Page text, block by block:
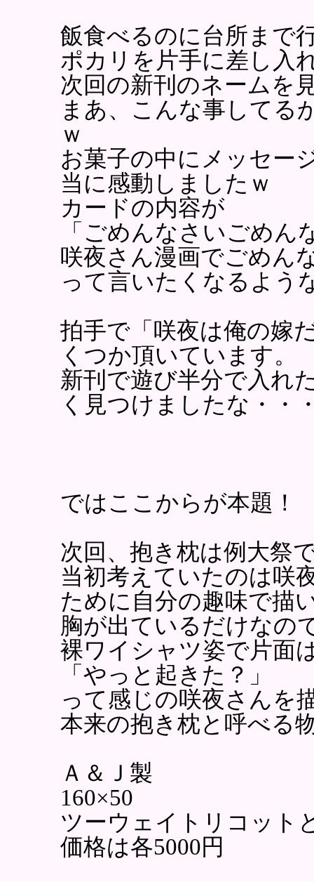
飯食べるのに台所まで
ポカリを片手に差し入
次回の新刊のネームを
まあ、こんな事してる
ｗ
お菓子の中にメッセー
当に感動しましたｗ
カードの内容が
「ごめんなさいごめ
咲夜さん漫画でごめん
って言いたくなるよう
拍手で「咲夜は俺の嫁
くつか頂いています。
新刊で遊び半分で入れ
く見つけましたな・・
ではここからが本題！
次回、抱き枕は例大祭
当初考えていたのは咲
ために自分の趣味で描
胸が出ているだけなの
裸ワイシャツ姿で片面
「やっと起きた？」
って感じの咲夜さんを
本来の抱き枕と呼べる
Ａ＆Ｊ製
160×50
ツーウェイトリコット
価格は各5000円